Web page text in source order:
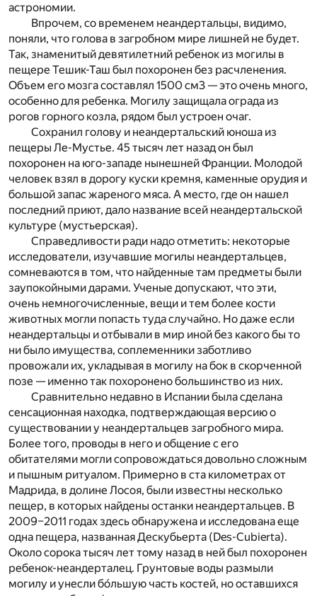
астрономии.
Впрочем, со временем неандертальцы, видимо,
поняли, что голова в загробном мире лишней не будет.
Так, знаменитый девятилетний ребенок из могилы в
пещере Тешик-Таш был похоронен без расчленения.
Объем его мозга составлял 1500 см3 — это очень много,
особенно для ребенка. Могилу защищала ограда из
рогов горного козла, рядом был устроен очаг.
Сохранил голову и неандертальский юноша из
пещеры Ле-Мустье. 45 тысяч лет назад он был
похоронен на юго-западе нынешней Франции. Молодой
человек взял в дорогу куски кремня, каменные орудия и
большой запас жареного мяса. А место, где он нашел
последний приют, дало название всей неандертальской
культуре (мустьерская).
Справедливости ради надо отметить: некоторые
исследователи, изучавшие могилы неандертальцев,
сомневаются в том, что найденные там предметы были
заупокойными дарами. Ученые допускают, что эти,
очень немногочисленные, вещи и тем более кости
животных могли попасть туда случайно. Но даже если
неандертальцы и отбывали в мир иной без какого бы то
ни было имущества, соплеменники заботливо
провожали их, укладывая в могилу на бок в скорченной
позе — именно так похоронено большинство из них.
Сравнительно недавно в Испании была сделана
сенсационная находка, подтверждающая версию о
существовании у неандертальцев загробного мира.
Более того, проводы в него и общение с его
обитателями могли сопровождаться довольно сложным
и пышным ритуалом. Примерно в ста километрах от
Мадрида, в долине Лосоя, были известны несколько
пещер, в которых найдены останки неандертальцев. В
2009–2011 годах здесь обнаружена и исследована еще
одна пещера, названная Дескубьерта (Des-Cubierta).
Около сорока тысяч лет тому назад в ней был похоронен
ребенок-неандерталец. Грунтовые воды размыли
могилу и унесли бо́льшую часть костей, но оставшихся